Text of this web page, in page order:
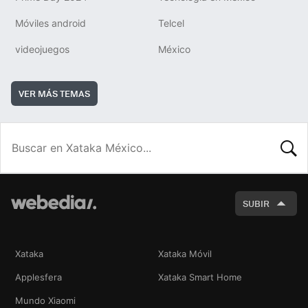
Móviles android Telcel
videojuegos México
VER MÁS TEMAS
SUBIR
Xataka Xataka Móvil
Applesfera Xataka Smart Home
Mundo Xiaomi